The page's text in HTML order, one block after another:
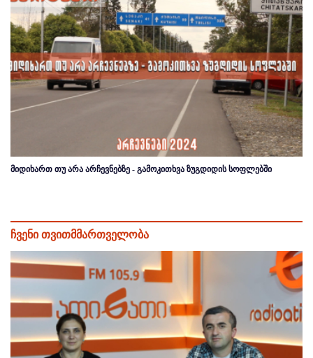
მიდიხართ თუ არა არჩევნებზე - გამოკითხვა ზუგდიდის სოფლებში
ჩვენი თვითმმართველობა